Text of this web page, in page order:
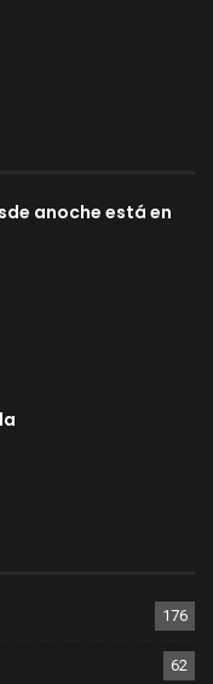
anoche está en
176
62